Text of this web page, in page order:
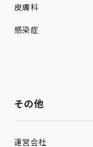
皮膚科
感染症
その他
運営会社